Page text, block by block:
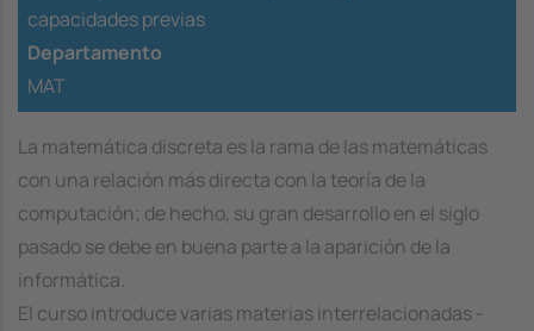
capacidades previas
Departamento
MAT
La matemática discreta es la rama de las matemáticas
con una relación más directa con la teoría de la
computación; de hecho, su gran desarrollo en el siglo
pasado se debe en buena parte a la aparición de la
informática.
El curso introduce varias materias interrelacionadas -